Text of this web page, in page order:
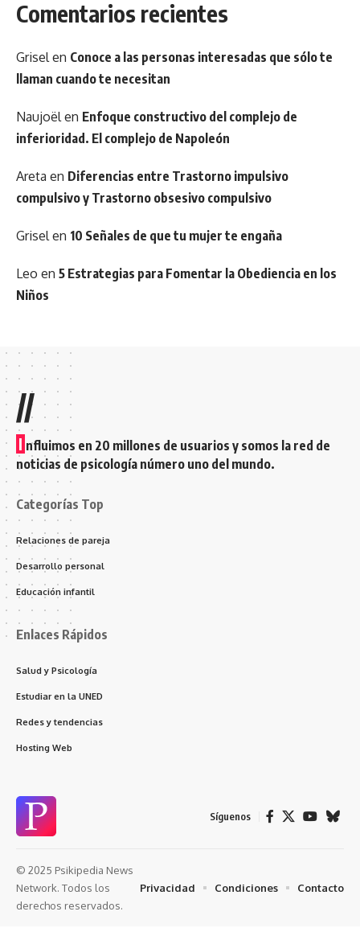
Comentarios recientes
Griselen Conoce a las personas interesadas que sólo te
llaman cuando te necesitan
Naujoëlen Enfoque constructivo del complejo de
inferioridad. El complejo de Napoleón
Areta en Diferencias entre Trastorno impulsivo
compulsivo y Trastorno obsesivo compulsivo
Griselen 10 Señales de que tu mujer te engaña
Leo en 5 Estrategias para Fomentar la Obediencia en los
Niños
//
I nfluimos en 20 millones de usuarios y somos la red de
noticias de psicología número uno del mundo.
Categorías Top
Relaciones de pareja
Desarrollo personal
Educación infantil
Enlaces Rápidos
Salud y Psicología
Estudiar en la UNED
Redes y tendencias
Hosting Web
Síguenos
© 2025 Psikipedia News
Network. Todos los
derechos reservados.
Privacidad Condiciones Contacto